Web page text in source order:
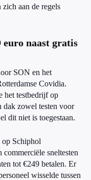
aan de regels
euro naast gratis
SON en het
Covidia.
het testbedrijf op
dak zowel testen voor
dit niet is toegestaan.
op Schiphol
commerciële sneltesten
tot €249 betalen. Er
wisselde tussen